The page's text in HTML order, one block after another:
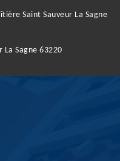
Saint Sauveur La Sagne
La Sagne 63220